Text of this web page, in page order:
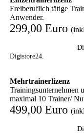
Freiberuflich tätige
Anwender.
299,00 Euro
Digistore24.
Mehrtrainerlizenz
Trainingsunternehmen
maximal 10 Trainer/
499,00 Euro